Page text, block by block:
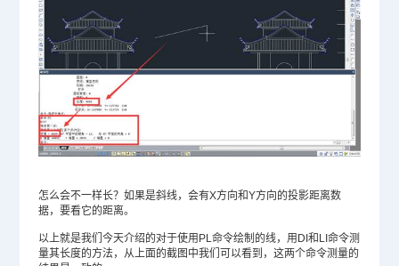
怎么会不一样长？如果是斜线，会有X方向和Y方向的投影距离数
据，要看它的距离。
以上就是我们今天介绍的对于使用PL命令绘制的线，用DI和LI命令测
量其长度的方法，从上面的截图中我们可以看到，这两个命令测量的